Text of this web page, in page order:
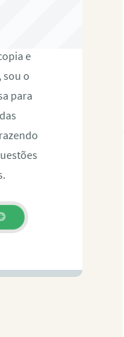
e
sou o
para